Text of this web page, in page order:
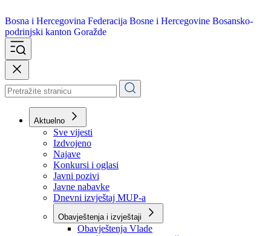
Bosna i Hercegovina
podrinjski kanton Goražde
Aktuelno
Sve vijesti
Izdvojeno
Najave
Konkursi i oglasi
Javni pozivi
Javne nabavke
Dnevni izvještaj MUP-a